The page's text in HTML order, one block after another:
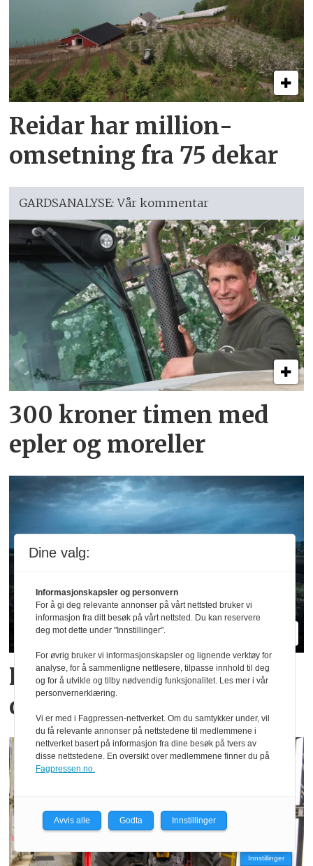
Reidar har million­
omsetning fra 75 dekar
GARDSANALYSE: Vår kommentar
300 kroner timen med
epler og moreller
Hvilke merker er størst i
ditt fylke?
Innstillinger
Dine valg:
Informasjonskapsler og personvern
For å gi deg relevante annonser på vårt nettsted bruker vi
informasjon fra ditt besøk på vårt nettsted. Du kan reservere
deg mot dette under "Innstillinger".
For øvrig bruker vi informasjonskapsler og lignende verktøy for
analyse, for å sammenligne nettlesere, tilpasse innhold til deg
og for å utvikle og tilby nødvendig funksjonalitet. Les mer i vår
personvernerklæring.
Vi er med i Fagpressen-nettverket. Om du samtykker under, vil
du få relevante annonser på nettstedene til medlemmene i
nettverket basert på informasjon fra dine besøk på tvers av
disse nettstedene. En oversikt over medlemmene finner du på
Fagpressen.no.
Avvis alle Godta Innstillinger